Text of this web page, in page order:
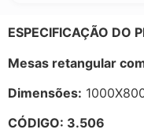
ESPECIFICAÇÃO DO
Mesas retangular
Dimensões:
CÓDIGO: 3.506